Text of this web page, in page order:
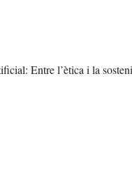
Entre l’ètica i la